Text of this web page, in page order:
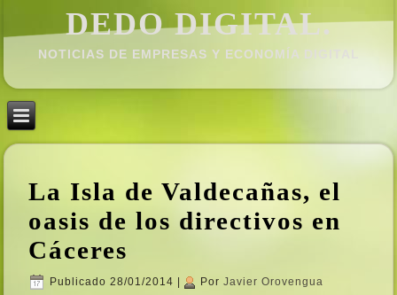
DEDO DIGITAL.
NOTICIAS DE EMPRESAS Y ECONOMÍ­A DIGITAL
La Isla de Valdecañas, el
oasis de los directivos en
Cáceres
Publicado 28/01/2014 Por Javier Orovengua